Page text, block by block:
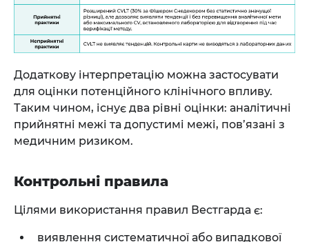
Додаткову інтерпретацію можна застосувати
для оцінки потенційного клінічного впливу.
Таким чином, існує два рівні оцінки: аналітичні
прийнятні межі та допустимі межі, пов’язані з
медичним ризиком.
Контрольні правила
Цілями використання правил Вестгарда є:
виявлення систематичної або випадкової